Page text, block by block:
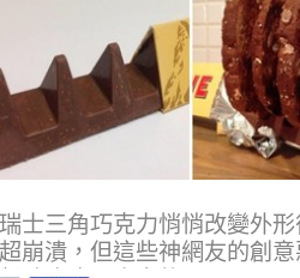
瑞士三角巧克力悄悄改變外
超崩潰，但這些神網友的創意